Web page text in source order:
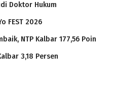
Doktor Hukum
FEST 2026
NTP Kalbar 177,56 Poin
3,18 Persen